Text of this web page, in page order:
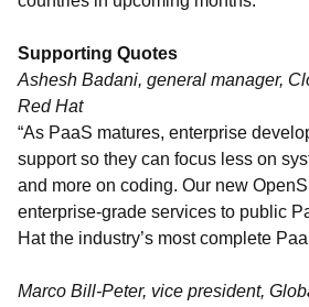
Supporting Quotes
Ashesh Badani, general manager,
Red Hat
“As PaaS matures, enterprise
support so they can focus less on
and more on coding. Our new
enterprise-grade services to public
Hat the industry’s most complete
Marco Bill-Peter, vice president,